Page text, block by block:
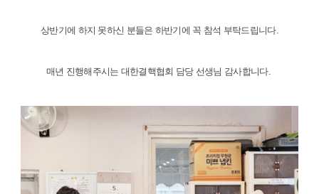
상반기에 하지 못하신 분들은 하반기에 꼭 참석 부탁드립니다.
매년 진행해주시는 대한결핵협회 담당 선생님 감사합니다.